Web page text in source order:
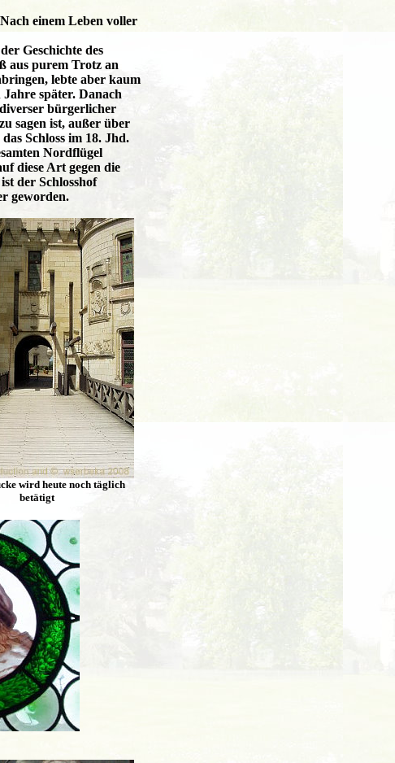
einem Leben voller
Geschichte des
aus purem Trotz an
lebte aber kaum
später. Danach
bürgerlicher
sagen ist, außer über
Schloss im 18. Jhd.
Nordflügel
diese Art gegen die
der Schlosshof
geworden.
wird heute noch täglich
betätigt